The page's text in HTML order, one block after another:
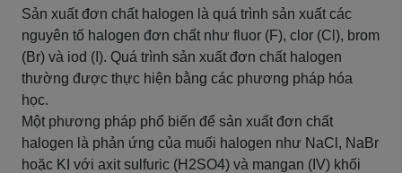
Sản xuất đơn chất halogen là quá trình sản xuất các
nguyên tố halogen đơn chất như fluor (F), clor (Cl), brom
(Br) và iod (I). Quá trình sản xuất đơn chất halogen
thường được thực hiện bằng các phương pháp hóa
học.
Một phương pháp phổ biến để sản xuất đơn chất
halogen là phản ứng của muối halogen như NaCl, NaBr
hoặc KI với axit sulfuric (H2SO4) và mangan (IV) khối